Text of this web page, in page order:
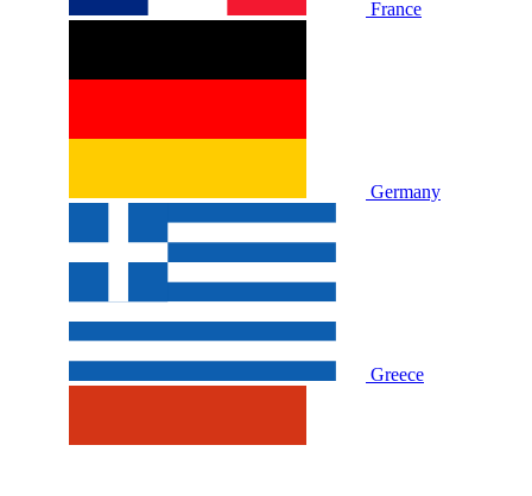
France
Germany
Greece